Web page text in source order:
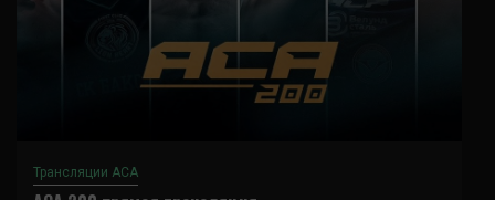
Трансляции ACA